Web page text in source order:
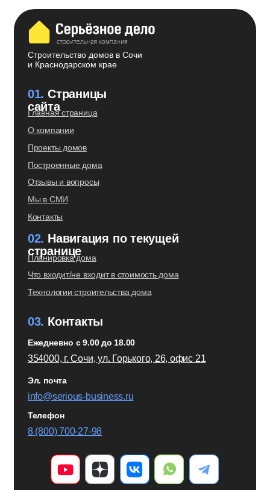
Разработка сайта -агентство «Classic»
354000, г. Сочи, ул. Горького, 26, офис 21
Адлер, ул. Ленина 96, офис 306
info@serious-business.ru
Эл. почта
8 (800) 700-27-98
Ежедневно с 9.00 до 18.00
Политика в отношении файлов cookies
Согласие на обработку персональных данных